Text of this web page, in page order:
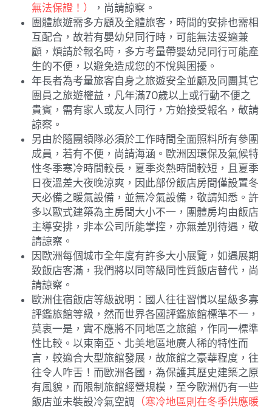
無法保證！）
，尚請諒察。
團體旅遊需多方顧及全體旅客，時間的安排也需相
互配合，故若有嬰幼兒同行時，可能無法妥適兼
顧，煩請於報名時，多方考量帶嬰幼兒同行可能產
生的不便，以避免造成您的不悅與困擾。
年長者為考量旅客自身之旅遊安全並顧及同團其它
團員之旅遊權益，凡年滿70歲以上或行動不便之
貴賓，需有家人或友人同行，方始接受報名，敬請
諒察。
另由於隨團領隊必須於工作時間全面照料所有參團
成員，若有不便，尚請海涵。歐洲因環保及氣候特
性冬季寒冷時間較長，夏季炎熱時間較短，且夏季
日夜溫差大夜晚涼爽，因此部份飯店房間僅設置冬
天必備之暖氣設備，並無冷氣設備，敬請知悉。許
多以歐式建築為主房間大小不一，團體房均由飯店
主導安排，非本公司所能掌控，亦無差別待遇，敬
請諒察。
因歐洲每個城市全年度有許多大小展覽，如遇展期
致飯店客滿，我們將以同等級同性質飯店替代，尚
請諒察。
歐洲住宿飯店等級說明：國人往往習慣以星級多寡
評鑑旅館等級，然而世界各國評鑑旅館標準不一，
莫衷一是，實不應將不同地區之旅館，作同一標準
性比較。以東南亞、北美地區地廣人稀的特性而
言，較適合大型旅館發展，故旅館之豪華程度，往
往令人咋舌！而歐洲各國，為保護其歷史建築之原
有風貌，而限制旅館經營規模，至今歐洲仍有一些
飯店並未裝設冷氣空調 （寒冷地區則在冬季供應暖